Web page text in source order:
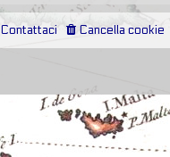
Cancella cookie
Contattaci